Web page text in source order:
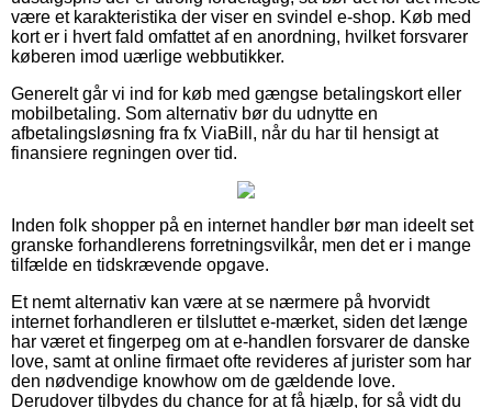
være et karakteristika der viser en svindel e-shop. Køb med
kort er i hvert fald omfattet af en anordning, hvilket forsvarer
køberen imod uærlige webbutikker.
Generelt går vi ind for køb med gængse betalingskort eller
mobilbetaling. Som alternativ bør du udnytte en
afbetalingsløsning fra fx ViaBill, når du har til hensigt at
finansiere regningen over tid.
Inden folk shopper på en internet handler bør man ideelt set
granske forhandlerens forretningsvilkår, men det er i mange
tilfælde en tidskrævende opgave.
Et nemt alternativ kan være at se nærmere på hvorvidt
internet forhandleren er tilsluttet e-mærket, siden det længe
har været et fingerpeg om at e-handlen forsvarer de danske
love, samt at online firmaet ofte revideres af jurister som har
den nødvendige knowhow om de gældende love.
Derudover tilbydes du chance for at få hjælp, for så vidt du